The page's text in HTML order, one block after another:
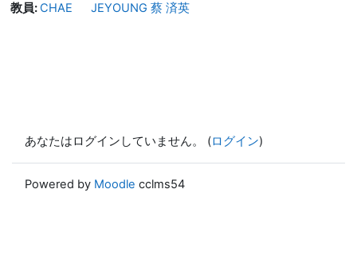
教員:CHAE JEYOUNG 蔡 済英
あなたはログインしていません。 (ログイン)
Powered by Moodle cclms54